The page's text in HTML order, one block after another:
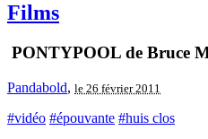
Films
PONTYPOOL de Bruce
Pandabold, le 26 février 2011
#vidéo #épouvante #huis clos